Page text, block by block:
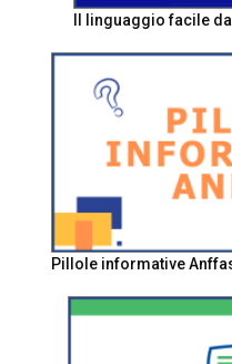
Il linguaggio facile
Pillole informative